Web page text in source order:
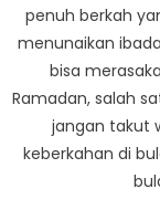
penuh berkah
menunaikan
bisa
Ramadan, salah
jangan takut
keberkahan di